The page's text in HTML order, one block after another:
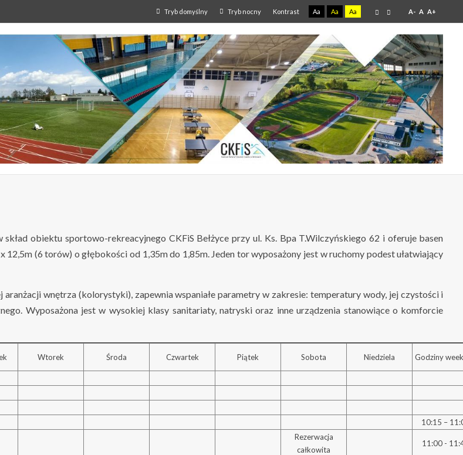
Tryb domyślny Tryb nocny Kontrast Aa Aa Aa A- A A+
skład obiektu sportowo-rekreacyjnego CKFiS Bełżyce przy ul. Ks. Bpa T.Wilczyńskiego 62 i oferuje basen
12,5m (6 torów) o głębokości od 1,35m do 1,85m. Jeden tor wyposażony jest w ruchomy podest ułatwiający
aranżacji wnętrza (kolorystyki), zapewnia wspaniałe parametry w zakresie: temperatury wody, jej czystości i
Wyposażona jest w wysokiej klasy sanitariaty, natryski oraz inne urządzenia stanowiące o komforcie
Wtorek Środa Czwartek Piątek Sobota Niedziela Godziny
10:15 –
Rezerwacja
całkowita
11:00 -